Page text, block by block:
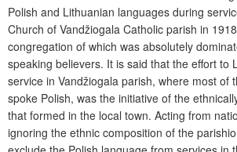
Polish and Lithuanian languages during
Church of Vandžiogala Catholic parish in
congregation of which was absolutely
speaking believers. It is said that the effort to
service in Vandžiogala parish, where most of
spoke Polish, was the initiative of the
that formed in the local town. Acting from
ignoring the ethnic composition of the